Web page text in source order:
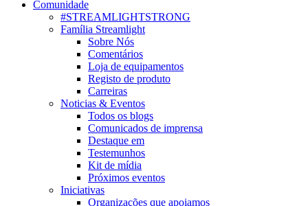
Comunidade
#STREAMLIGHTSTRONG
Família Streamlight
Sobre Nós
Comentários
Loja de equipamentos
Registo de produto
Carreiras
Noticias & Eventos
Todos os blogs
Comunicados de imprensa
Destaque em
Testemunhos
Kit de mídia
Próximos eventos
Iniciativas
Organizações que apoiamos